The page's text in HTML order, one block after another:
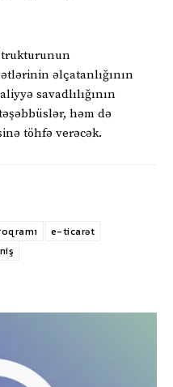
əlçatanlığının
savadlılığının
həm də
töhfə verəcək.
e-ticarət